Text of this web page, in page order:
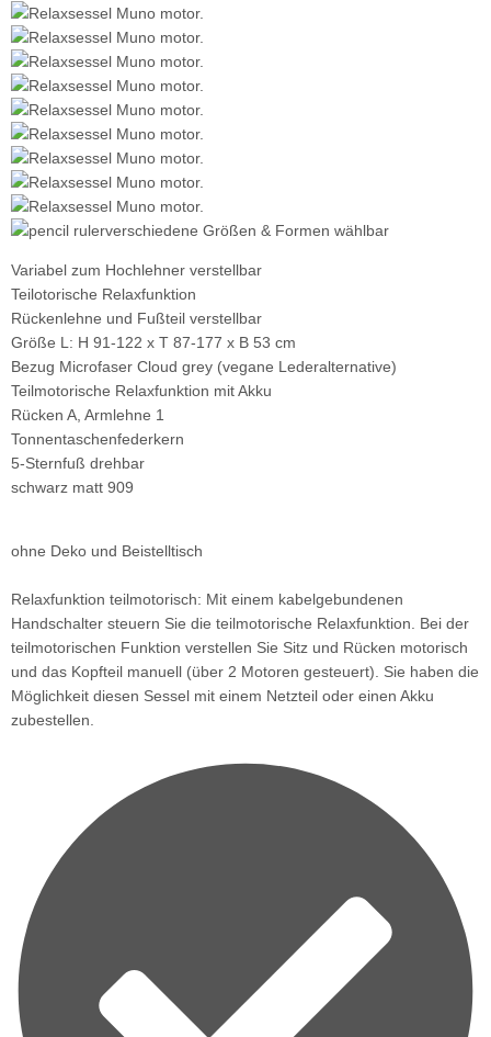
verschiedene Größen & Formen wählbar
Variabel zum Hochlehner verstellbar
Teilotorische Relaxfunktion
Rückenlehne und Fußteil verstellbar
Größe L: H 91-122 x T 87-177 x B 53 cm
Bezug Microfaser Cloud grey (vegane Lederalternative)
Teilmotorische Relaxfunktion mit Akku
Rücken A, Armlehne 1
Tonnentaschenfederkern
5-Sternfuß drehbar
schwarz matt 909
ohne Deko und Beistelltisch
Relaxfunktion teilmotorisch: Mit einem kabelgebundenen
Handschalter steuern Sie die teilmotorische Relaxfunktion. Bei der
teilmotorischen Funktion verstellen Sie Sitz und Rücken motorisch
und das Kopfteil manuell (über 2 Motoren gesteuert). Sie haben die
Möglichkeit diesen Sessel mit einem Netzteil oder einen Akku
zubestellen.